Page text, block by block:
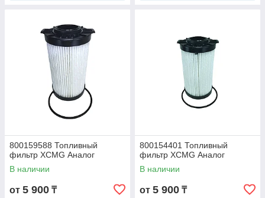
800159588 Топливный
фильтр XCMG Аналог
В наличии
от 5 900 ₸
800154401 Топливный
фильтр XCMG Аналог
В наличии
от 5 900 ₸